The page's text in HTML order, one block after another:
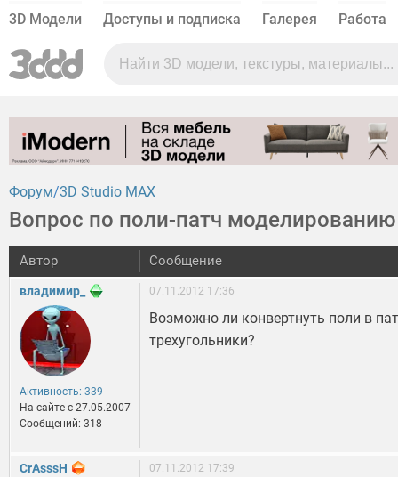
3D Модели Доступы и подписка Галерея Работа
Форум 3D Studio MAX
Вопрос по поли-патч моделированию
Автор Сообщение
владимир_
Активность: 339
На сайте c 27.05.2007
Сообщений: 318
07.11.2012 17:36
Возможно ли конвертнуть поли в
трехугольники?
CrAsssH 07.11.2012 17:39